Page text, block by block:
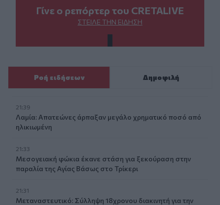
Γίνε ο ρεπόρτερ του CRETALIVE
ΣΤΕΊΛΕ ΤΗΝ ΕΊΔΗΣΗ
Ροή ειδήσεων Δημοφιλή
21:39
Λαμία: Απατεώνες άρπαξαν μεγάλο χρηματικό ποσό από
ηλικιωμένη
21:33
Μεσογειακή φώκια έκανε στάση για ξεκούραση στην
παραλία της Αγίας Βάσως στο Τρίκερι
21:31
Μεταναστευτικό: Σύλληψη 18χρονου διακινητή για την